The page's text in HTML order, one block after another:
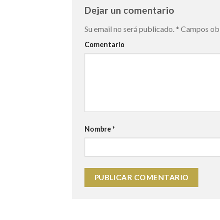
Dejar un comentario
Su email no será publicado. * Campos
Comentario
Nombre*